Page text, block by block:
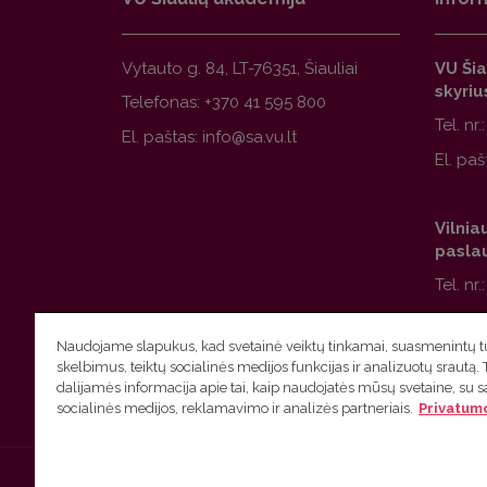
Vytauto g. 84, LT-76351, Šiauliai
Telefonas: +370 41 595 800
El. paštas:
VU
Tel.
El.
Tel.
El.
Naudojame slapukus, kad svetainė veiktų tinkamai, suasmenintų
skelbimus, teiktų socialinės medijos funkcijas ir analizuotų srautą.
dalijamės informacija apie tai, kaip naudojatės mūsų svetaine, su
socialinės medijos, reklamavimo ir analizės partneriais.